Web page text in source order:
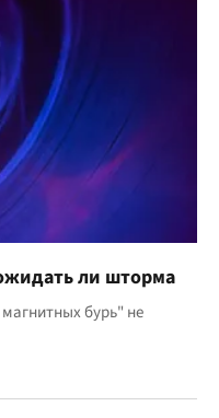
ли шторма
бурь" не